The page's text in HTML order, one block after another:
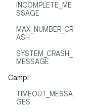
INCOMPLETE_ME
SSAGE
MAX_NUMBER_CR
ASH
SYSTEM_CRASH_
MESSAGE
Campi
TIMEOUT_MESSA
GES